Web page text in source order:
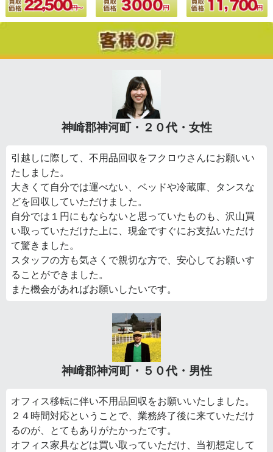
神崎郡神河町・２０代・女性
引越しに際して、不用品回収をフクロウさんにお願いい
たしました。
大きくて自分では運べない、ベッドや冷蔵庫、タンスな
どを回収していただけました。
自分では１円にもならないと思っていたものも、沢山買
い取っていただけた上に、現金ですぐにお支払いただけ
て驚きました。
スタッフの方も気さくで親切な方で、安心してお願いす
ることができました。
また機会があればお願いしたいです。
神崎郡神河町・５０代・男性
オフィス移転に伴い不用品回収をお願いいたしました。
２４時間対応ということで、業務終了後に来ていただけ
るのが、とてもありがたかったです。
オフィス家具などは買い取っていただけ、当初想定して